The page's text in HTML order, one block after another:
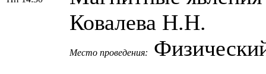
Ковалева Н.Н.
Место проведения: